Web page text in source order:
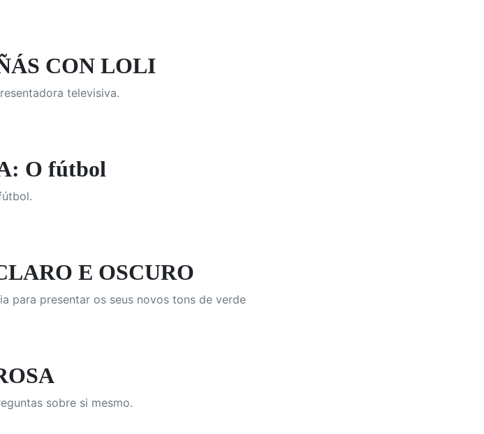
CON LOLI
televisiva.
O fútbol
E OSCURO
para presentar os seus novos tons de verde
sobre si mesmo.